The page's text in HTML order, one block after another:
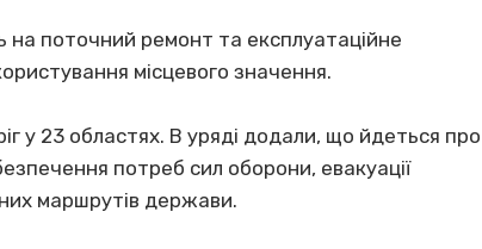
на поточний ремонт та експлуатаційне
місцевого значення.
у 23 областях. В уряді додали, що йдеться про
потреб сил оборони, евакуації
маршрутів держави.